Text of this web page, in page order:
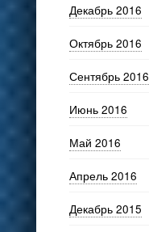
Декабрь 2016
Октябрь 2016
Сентябрь 2016
Июнь 2016
Май 2016
Апрель 2016
Декабрь 2015